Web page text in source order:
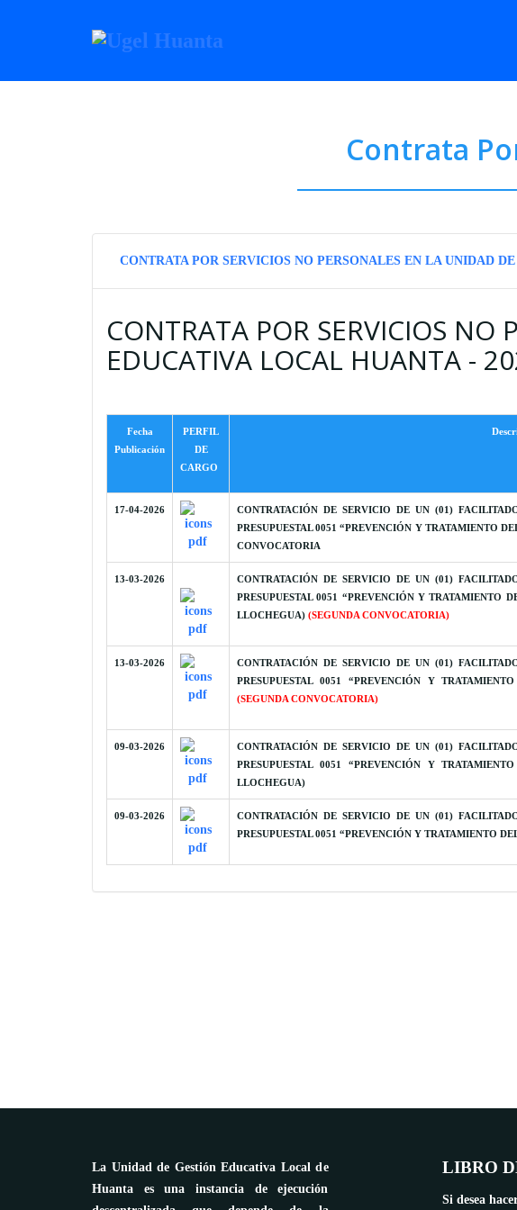
Contrata
CONTRATA POR SERVICIOS NO PERSONALES EN LA UNIDAD
CONTRATA POR SERVICIOS NO
EDUCATIVA LOCAL HUANTA -
Fecha
Publicación
PERFIL
DE
CARGO
17-04-2026
CONTRATACIÓN DE SERVICIO DE UN (01)
PRESUPUESTAL 0051 “PREVENCIÓN Y TRATAMIENTO
CONVOCATORIA
13-03-2026
CONTRATACIÓN DE SERVICIO DE UN (01)
PRESUPUESTAL 0051 “PREVENCIÓN Y TRATAMIENTO
LLOCHEGUA) (SEGUNDA CONVOCATORIA)
13-03-2026
CONTRATACIÓN DE SERVICIO DE UN (01)
PRESUPUESTAL 0051 “PREVENCIÓN Y
(SEGUNDA CONVOCATORIA)
09-03-2026
CONTRATACIÓN DE SERVICIO DE UN (01)
PRESUPUESTAL 0051 “PREVENCIÓN Y
LLOCHEGUA)
09-03-2026
CONTRATACIÓN DE SERVICIO DE UN (01)
PRESUPUESTAL 0051 “PREVENCIÓN Y TRATAMIENTO
La Unidad de Gestión Educativa Local de
Huanta es una instancia de ejecución
LIBRO
Si desea